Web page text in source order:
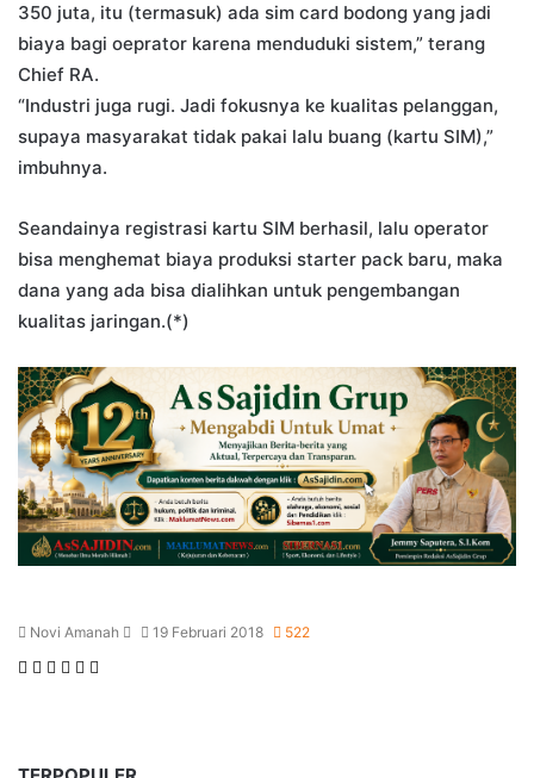
350 juta, itu (termasuk) ada sim card bodong yang jadi
biaya bagi oeprator karena menduduki sistem,” terang
Chief RA.
“Industri juga rugi. Jadi fokusnya ke kualitas pelanggan,
supaya masyarakat tidak pakai lalu buang (kartu SIM),”
imbuhnya.
Seandainya registrasi kartu SIM berhasil, lalu operator
bisa menghemat biaya produksi starter pack baru, maka
dana yang ada bisa dialihkan untuk pengembangan
kualitas jaringan.(*)
Novi Amanah
Send19 Februari 2018 522
Facebook
Twitter
LinkedIn
Tumblr
Pinterest